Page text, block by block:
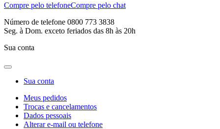
Compre pelo telefoneCompre pelo chat
Número de telefone 0800 773 3838
Seg. à Dom. exceto feriados das 8h às 20h
Sua conta
Sua conta
Meus pedidos
Trocas e cancelamentos
Dados pessoais
Alterar e-mail ou telefone